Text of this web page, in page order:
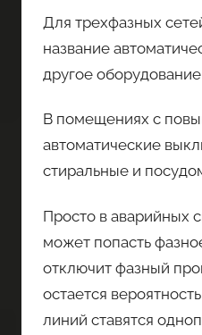
Для трехфазных
название
другое
В помещениях с
автоматические
стиральные и
Просто в аварийных
может попасть
отключит фазный
остается
линий ставятся